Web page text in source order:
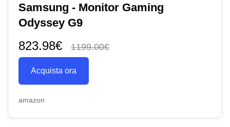
Samsung - Monitor Gaming
Odyssey G9
823.98€ 1199.00€
Acquista ora
amazon